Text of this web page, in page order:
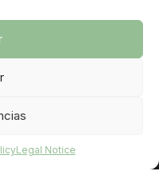
Legal Notice